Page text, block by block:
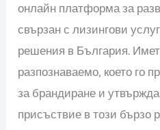
онлайн платформа за
свързан с лизингови
решения в България.
разпознаваемо, което го
за брандиране и
присъствие в този бързо